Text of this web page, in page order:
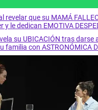
revelar que su MAMÁ
le dedican EMOTIVA
su UBICACIÓN tras darse
familia con ASTRONÓMICA